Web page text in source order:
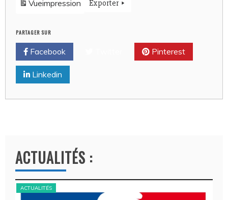
évènements
Vueimpression Exporter
PARTAGER SUR
Facebook Pinterest
Linkedin
ACTUALITÉS :
ACTUALITÉS